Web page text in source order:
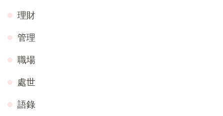
理財
管理
職場
處世
語錄